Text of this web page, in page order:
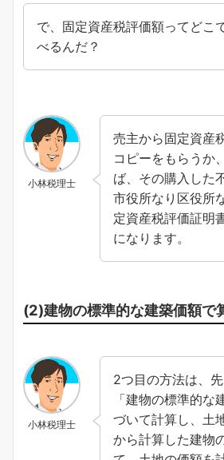
で、固定資産税評価額ってどこ
べるんだ？
小林税理士
売主から固定資産
コピーをもらうか
ば、その購入した
市役所なり区役所
定資産税評価証明
になります。
(2)建物の標準的な建築価額で
小林税理士
2つ目の方法は、
「建物の標準的な
づいて計算し、土
から計算した建物